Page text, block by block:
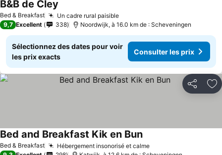
Bed & Breakfast Un cadre rural paisible
B&B de Cley
9,7 Excellent 338 Noordwijk, à 16.0 km de : Scheveningen
Sélectionnez des dates pour voir
les prix exacts
Consulter les prix
Partager
Bed & Breakfast Hébergement insonorisé et calme
Bed and Breakfast Kik en Bun